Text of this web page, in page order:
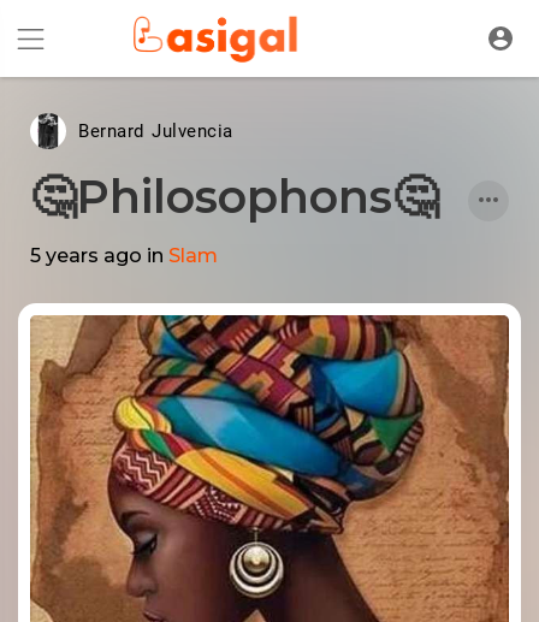
Bernard Julvencia
🤔Philosophons🤔
5 years ago in Slam